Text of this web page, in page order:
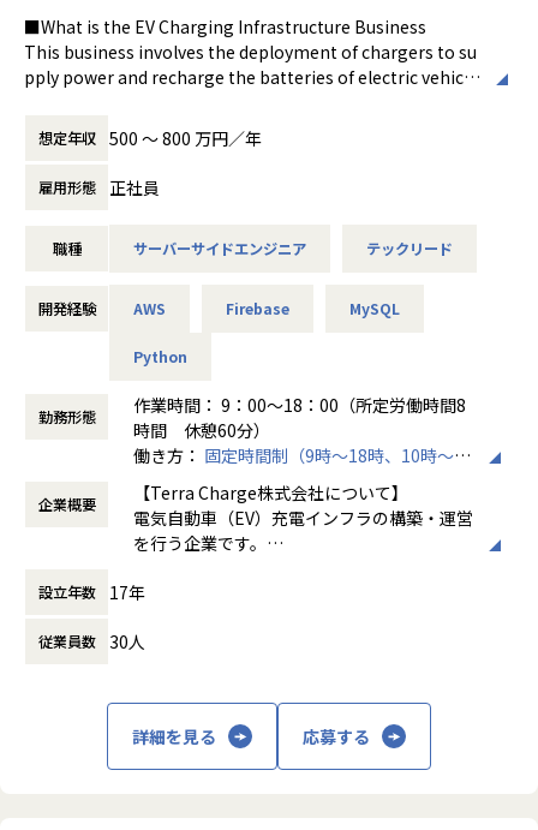
【業務の変更の範囲】
会社の定める範囲
■プロジェクトについて
・開発領域
戦略立案〜企画〜設計〜開発〜保守運用、ワンストップでソ
規模は1億円以上の大規模案件から、数百万〜数千万円規模
顧客折衝とメンバーマネジメント、開発業務
・チームメンバー（外注含む）進捗管理、課題管理、課題
・要件定義（ビジネス及び業務要件の把握と機能要件への
・基本設計（DB設計、運用設計、移行設計、試験設計な
ど）の実施及びレビュー
・開発フェーズにおける進捗管理と品質管理・発生した問
題に対する対応と解決
・試験フェーズにおける試験計画の策定、不具合の分析と
対策、各種試験の準備と顧客との調整
揮、初期の運用とサポート問題対応
▼クライアント一部
株式会社東京証券取引所
株式会社マイナビ
■What is the EV Charging Infrastructure Business
This business involves the deployment of chargers to su
pply power and recharge the batteries of electric vehicle
harger types tailored to specific user needs:
・Basic Charging (3kW standard charger): Designed for a
partment complexes
・En-route Charging (50-150kW rapid charger): Targeted
・Destination Charging (6kW standard charger): For com
EV drivers can conveniently manage the entire charging
ted smartphone app. For charger site owners, we provid
nd software solutions to enhance usability and convenie
nce.
■Future Business Prospects
With the Japanese government's declaration to achieve
100% EV sales for new vehicles by 2035, the transition fr
om gasoline and diesel vehicles to electric vehicles is exp
ected to accelerate.
At Terra Charge, we aim to install 100,000 EV chargers by
2027 and 200,000 by 2030. Having already expanded into I
ndia, Indonesia, and Thailand, we are striving to become
■Recruitment Background
想定年収 500 〜 800 万円／年
雇用形態 正社員
職種 サーバーサイドエンジニア テックリード
開発経験 AWS Firebase MySQL
Python
勤務形態
作業時間： 9：00～18：00（所定労働時間8
時間 休憩60分）
働き方： 固定時間制（9時～18時、10時～19
時など）
時間外労働の有無： 有（月平均10時間～30
時間）
休憩時間： 60分
企業概要
【Terra Charge株式会社について】
電気自動車（EV）充電インフラの構築・運営
を行う企業です。
スク」の異名を持ち、サンダーバード国際経
シリコンバレーでベンチャー企業育成を支援
ノづくりベンチャーがない事に危機を抱き、
2010年にEVメーカー「Terra Motors株式会
社」として創業し、2022年にEV充電事業へ
設立年数 17年
従業員数 30人
詳細を見る 応募する